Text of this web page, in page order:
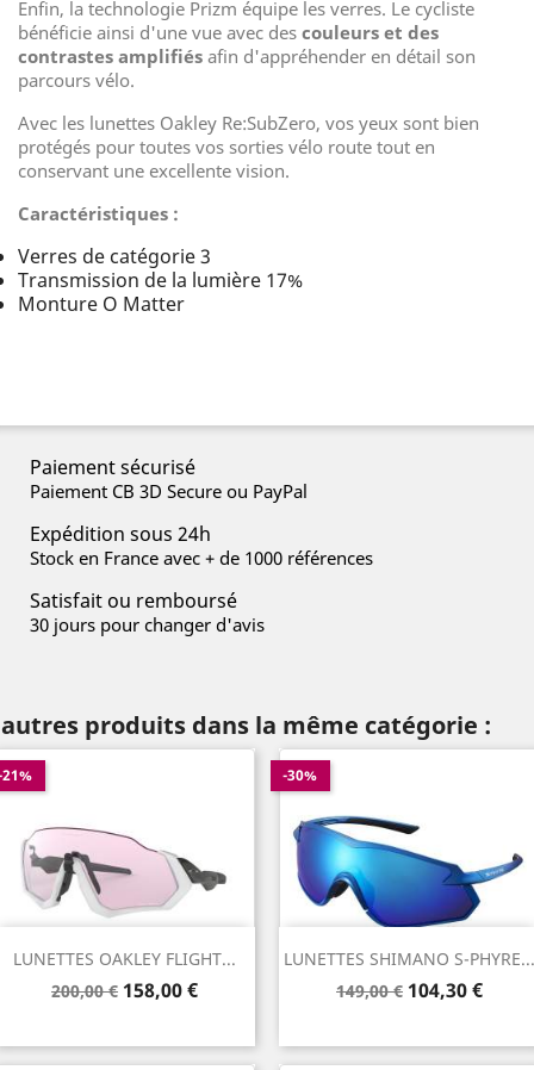
Enfin, la technologie Prizm équipe les verres. Le cycliste
bénéficie ainsi d'une vue avec des couleurs et des
contrastes amplifiés afin d'appréhender en détail son
parcours vélo.
Avec les lunettes Oakley Re:SubZero, vos yeux sont bien
protégés pour toutes vos sorties vélo route tout en
conservant une excellente vision.
Caractéristiques :
Verres de catégorie 3
Transmission de la lumière 17%
Monture O Matter
Paiement sécurisé
Paiement CB 3D Secure ou PayPal
Expédition sous 24h
Stock en France avec + de 1000 références
Satisfait ou remboursé
30 jours pour changer d'avis
produits dans la même catégorie :
LUNETTES OAKLEY FLIGHT...
Prix
200,00 € Prix
158,00 €
LUNETTES SHIMANO S-
Prix
149,00 €
-30%
Prix
104,30 €